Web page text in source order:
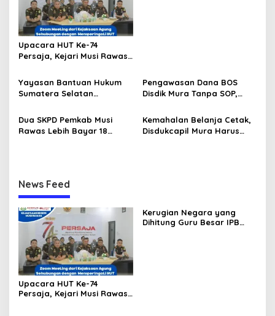
p
o
s
Upacara HUT Ke-74
Persaja, Kejari Musi Rawas
Wujudkan Asta Cita
Penegakan Hukum
Yayasan Bantuan Hukum
Sumatera Selatan
Siap Dibentuk, Ketuanya
Bahet Edi Kuswoyo
Pengawasan Dana BOS
Disdik Mura Tanpa SOP,
Hingga Rp8,2 Miliar
Dua SKPD Pemkab Musi
Rawas Lebih Bayar 18
Kemahalan Belanja Cetak,
Disdukcapil Mura Harus
News Feed
Upacara HUT Ke-74
Persaja, Kejari Musi Rawas
Kerugian Negara yang
Dihitung Guru Besar IPB